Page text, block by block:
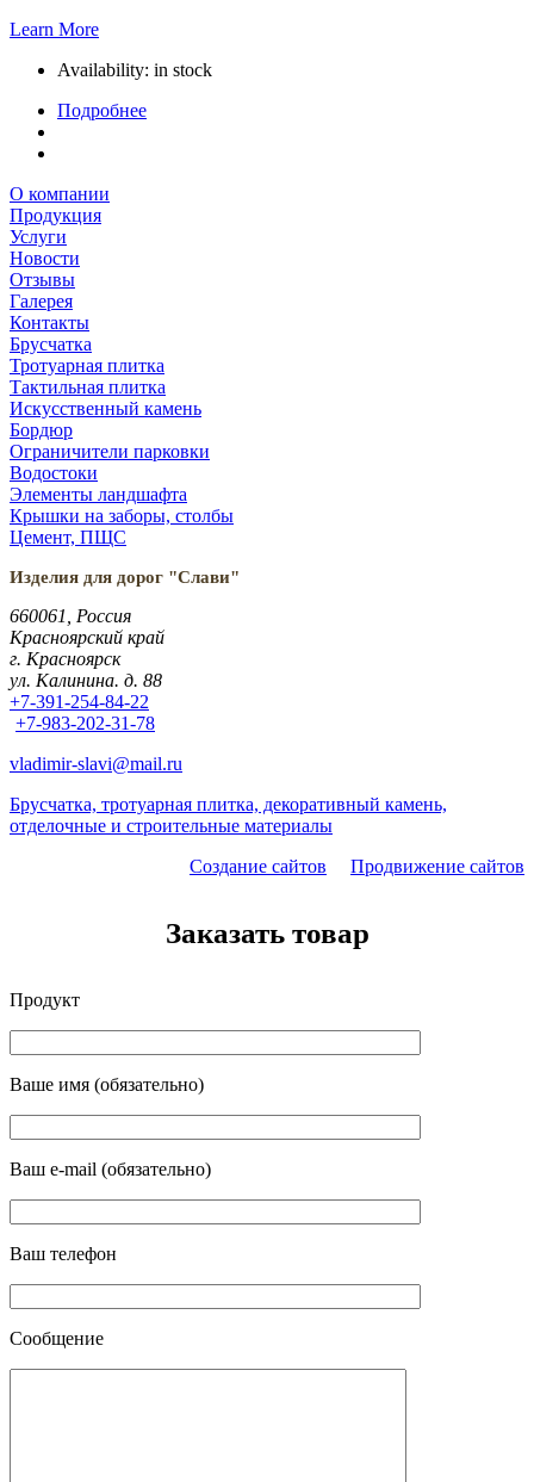
Learn More
Availability: in stock
Подробнее
О компании
Продукция
Услуги
Новости
Отзывы
Галерея
Контакты
Брусчатка
Тротуарная плитка
Тактильная плитка
Искусственный камень
Бордюр
Ограничители парковки
Водостоки
Элементы ландшафта
Крышки на заборы, столбы
Цемент, ПЩС
Изделия для дорог "Слави"
660061, Россия
Красноярский край
г. Красноярск
ул. Калинина. д. 88
+7-391-254-84-22
+7-983-202-31-78
vladimir-slavi@mail.ru
Брусчатка, тротуарная плитка, декоративный камень,
отделочные и строительные материалы
Создание сайтов
Продвижение сайтов
Заказать товар
Продукт
Ваше имя (обязательно)
Ваш e-mail (обязательно)
Ваш телефон
Сообщение